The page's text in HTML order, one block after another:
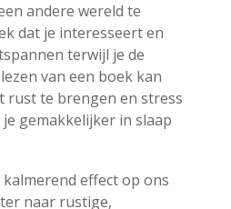
andere wereld te
dat je interesseert en
terwijl je de
van een boek kan
rust te brengen en stress
gemakkelijker in slaap
effect op ons
naar rustige,